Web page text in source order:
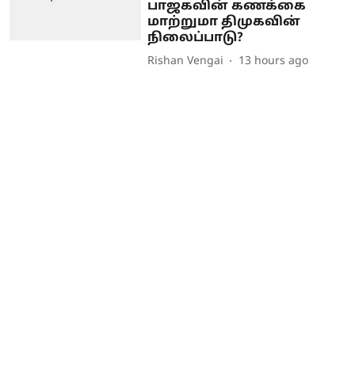
பாஜகவின் கணக்கை
மாற்றுமா திமுகவின்
நிலைப்பாடு?
Rishan Vengai 13 hours ago